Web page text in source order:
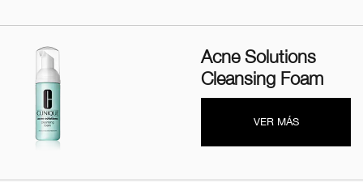
Acne Solutions
Cleansing Foam
VER MÁS